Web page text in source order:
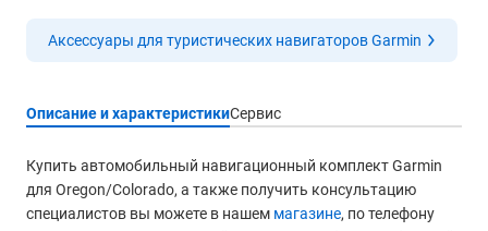
Аксессуары для туристических навигаторов Garmin
Описание и характеристикиСервис
Купить автомобильный навигационный комплект Garmin
для Oregon/Colorado, а также получить консультацию
специалистов вы можете в нашем магазине, по телефону